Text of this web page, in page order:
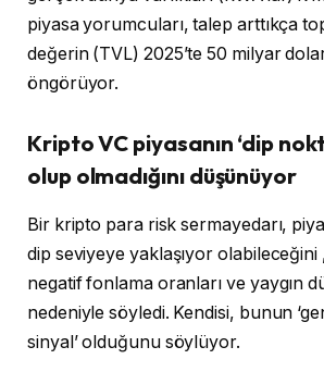
piyasa yorumcuları, talep arttıkça
değerin (TVL) 2025’te 50 milyar
öngörüyor.
Kripto VC piyasanın ‘dip
olup olmadığını düşünüyor
Bir kripto para risk sermayedarı,
dip seviyeye yaklaşıyor
negatif fonlama oranları ve yaygın
nedeniyle söyledi. Kendisi, bunun
sinyal’ olduğunu söylüyor.